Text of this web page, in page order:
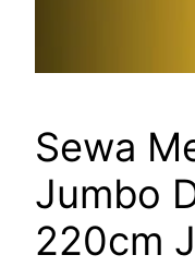
Sewa
Jumbo
220cm